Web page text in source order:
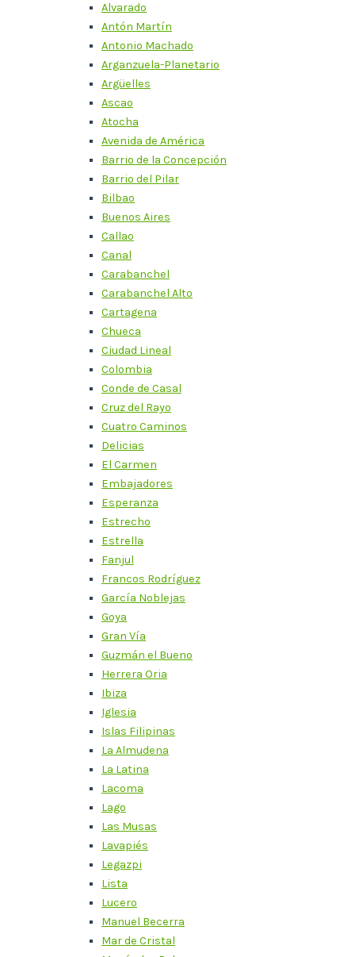
Alvarado
Antón Martín
Antonio Machado
Arganzuela-Planetario
Argüelles
Ascao
Atocha
Avenida de América
Barrio de la Concepción
Barrio del Pilar
Bilbao
Buenos Aires
Callao
Canal
Carabanchel
Carabanchel Alto
Cartagena
Chueca
Ciudad Lineal
Colombia
Conde de Casal
Cruz del Rayo
Cuatro Caminos
Delicias
El Carmen
Embajadores
Esperanza
Estrecho
Estrella
Fanjul
Francos Rodríguez
García Noblejas
Goya
Gran Vía
Guzmán el Bueno
Herrera Oria
Ibiza
Iglesia
Islas Filipinas
La Almudena
La Latina
Lacoma
Lago
Las Musas
Lavapiés
Legazpi
Lista
Lucero
Manuel Becerra
Mar de Cristal